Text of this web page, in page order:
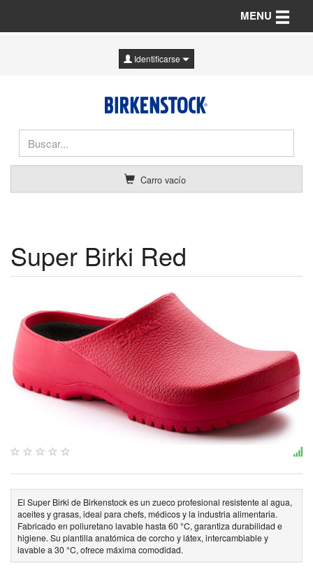
Identificarse
Carro vacío
MENU Toggle
Super Birki Red
El Super Birki de Birkenstock es un zueco profesional resistente al agua,
aceites y grasas, ideal para chefs, médicos y la industria alimentaria.
Fabricado en poliuretano lavable hasta 60 °C, garantiza durabilidad e
higiene. Su plantilla anatómica de corcho y látex, intercambiable y
lavable a 30 °C, ofrece máxima comodidad.